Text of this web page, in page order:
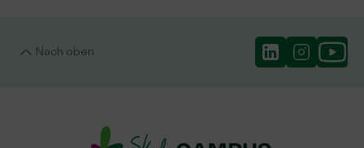
Nach oben